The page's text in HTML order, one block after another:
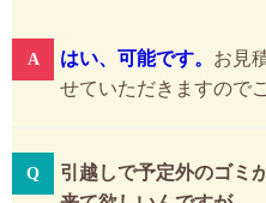
はい、可能です。 お見
せていただきますので
引越しで予定外のゴミ